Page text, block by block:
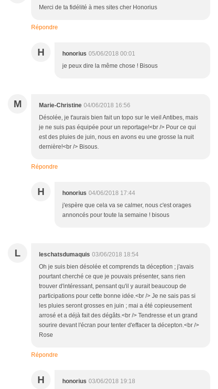
Merci de ta fidélité à mes sites cher Honorius
Répondre
H honorius 05/06/2018 00:01
je peux dire la même chose ! Bisous
M Marie-Christine 04/06/2018 16:56
Désolée, je t'aurais bien fait un topo sur le vieil Antibes, mais
je ne suis pas équipée pour un reportage!<br /> Pour ce qui
est des pluies de juin, nous en avons eu une grosse la nuit
dernière!<br /> Bisous.
Répondre
H honorius 04/06/2018 17:44
j'espère que cela va se calmer, nous c'est orages
annoncés pour toute la semaine ! bisous
L leschatsdumaquis 03/06/2018 18:54
Oh je suis bien désolée et comprends ta déception ; j'avais
pourtant cherché ce que je pouvais présenter, sans rien
trouver d'intéressant, pensant qu'il y aurait beaucoup de
participations pour cette bonne idée.<br /> Je ne sais pas si
les pluies seront grosses en juin ; mai a été copieusement
arrosé et a déjà fait des dégâts.<br /> Tendresse et un grand
sourire devant l'écran pour tenter d'effacer ta décepton.<br />
Rose
Répondre
H honorius 03/06/2018 19:18